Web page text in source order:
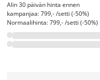
Alin 30 päivän hinta ennen
kampanjaa: 799,- /setti (-50%)
Normaalihinta: 799,- /setti (-50%)